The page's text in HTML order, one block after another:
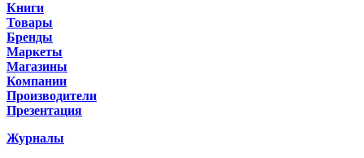
Книги
Товары
Бренды
Маркеты
Магазины
Компании
Производители
Презентация
Журналы